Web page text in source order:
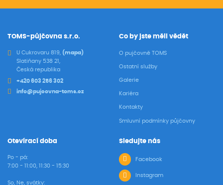
TOMS-půjčovna s.r.o.
U Cukrovaru 819,
(mapa)
Slatiňany 538 21,
Česká republika
+420 603 256 302
info@pujcovna-toms.cz
Co by jste měli vědět
O pujčovně TOMS
Ostatní služby
Galerie
Kariéra
Kontakty
Smluvní podmínky půjčovny
Otevírací doba
Po - pá:
7:00 - 11:00, 11:30 - 15:30
So, Ne, svátky:
Sledujte nás
Facebook
Instagram